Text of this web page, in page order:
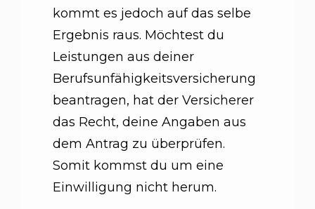
kommt es jedoch auf das selbe
Ergebnis raus. Möchtest du
Leistungen aus deiner
Berufsunfähigkeitsversicherung
beantragen, hat der Versicherer
das Recht, deine Angaben aus
dem Antrag zu überprüfen.
Somit kommst du um eine
Einwilligung nicht herum.